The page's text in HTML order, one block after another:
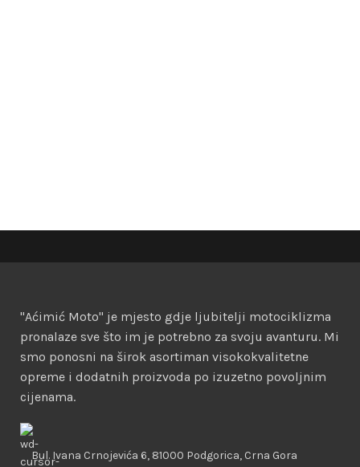
"Aćimić Moto" je mjesto gdje ljubitelji motociklizma
pronalaze sve što im je potrebno za svoju avanturu. Mi
smo ponosni na širok asortiman visokokvalitetne
opreme i dodatnih proizvoda po izuzetno povoljnim
cijenama.
Bul. Ivana Crnojevića 6, 81000 Podgorica, Crna Gora